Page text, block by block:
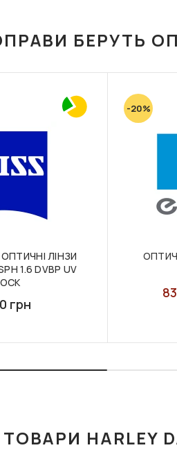
БЕРУТЬ
ЛІНЗИ
1.6 DVBP UV
грн
-20%
HARLEY